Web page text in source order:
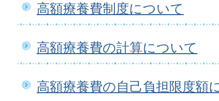
高額療養費制度について
高額療養費の計算について
高額療養費の自己負担限度額